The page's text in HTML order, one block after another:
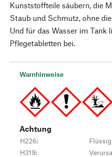
Kunststoffteile säubern, die
Staub und Schmutz, ohne
Und für das Wasser im Tank
Pflegetabletten bei.
Warnhinweise
Achtung
H226:
H319: